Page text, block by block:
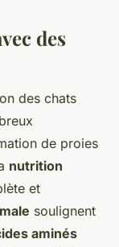
des
des chats
de proies
nutrition
et
soulignent
aminés